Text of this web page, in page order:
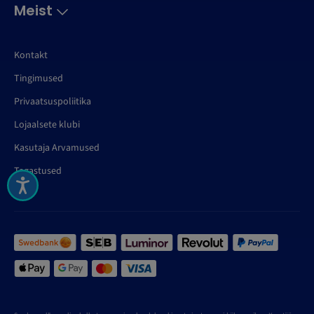
Meist
Kontakt
Tingimused
Privaatsuspoliitika
Lojaalsete klubi
Kasutaja Arvamused
Tagastused